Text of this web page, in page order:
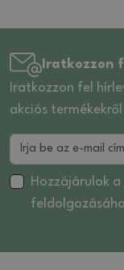
Iratkozzon
Iratkozzon fel
akciós
Hozzájárulok a